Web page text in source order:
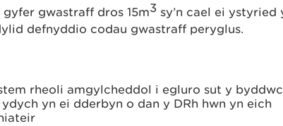
gwastraff dros 15m3 sy’n cael ei ystyried
defnyddio codau gwastraff peryglus.
rheoli amgylcheddol i egluro sut y
yn ei dderbyn o dan y DRh hwn yn eich